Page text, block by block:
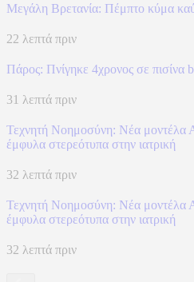
Μεγάλη Βρετανία: Πέμπτο κύμα
22 λεπτά πριν
Πάρος: Πνίγηκε 4χρονος σε πισίνα
31 λεπτά πριν
Τεχνητή Νοημοσύνη: Νέα μοντέλα
έμφυλα στερεότυπα στην ιατρική
32 λεπτά πριν
Τεχνητή Νοημοσύνη: Νέα μοντέλα
έμφυλα στερεότυπα στην ιατρική
32 λεπτά πριν